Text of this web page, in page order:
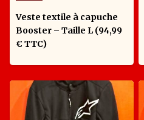
Veste textile à capuche
Booster – Taille L (94,99
€ TTC)